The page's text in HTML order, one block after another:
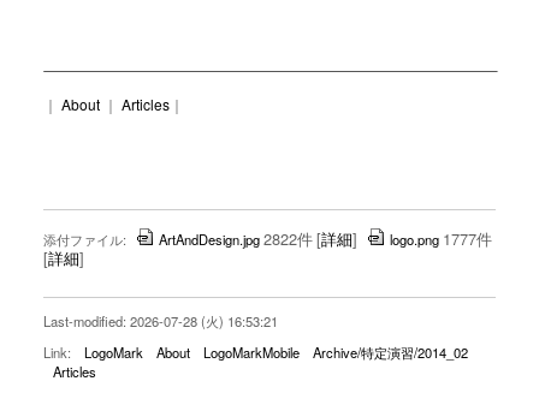
｜ About｜ Articles｜
添付ファイル: ArtAndDesign.jpg2822件[詳細] logo.png 1777件
[詳細]
Last-modified: 2026-07-28 (火) 16:53:21
Link:
LogoMark About LogoMarkMobile
Archive/特定演習/2014_02
Articles